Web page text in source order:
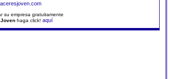
su empresa gratuitamente
haga click! aquí